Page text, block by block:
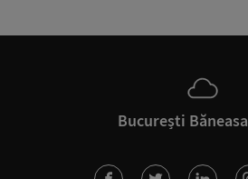
București